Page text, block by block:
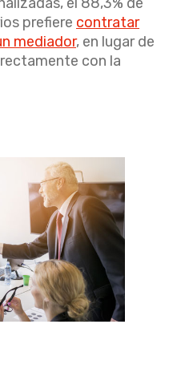
prefiere contratar
mediador, en lugar de
con la